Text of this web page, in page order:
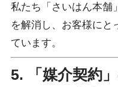
私たち「さいはん本舗
を解消し、お客様にと
ています。
5. 「媒介契約